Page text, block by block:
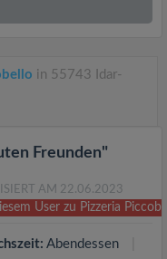
in 55743 Idar-
Freunden"
AM 22.06.2023
User zu Pizzeria
Abendessen